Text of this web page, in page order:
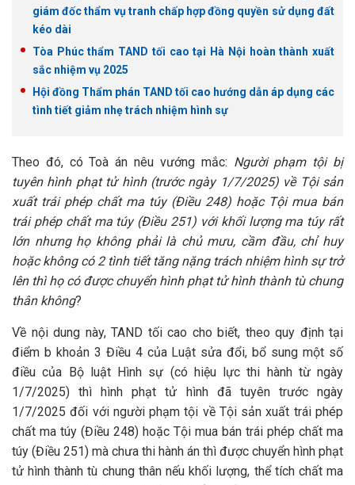
giám đốc thẩm vụ tranh chấp hợp đồng quyền sử dụng đất
kéo dài
Tòa Phúc thẩm TAND tối cao tại Hà Nội hoàn thành xuất
sắc nhiệm vụ 2025
Hội đồng Thẩm phán TAND tối cao hướng dẫn áp dụng các
tình tiết giảm nhẹ trách nhiệm hình sự
Theo đó, có Toà án nêu vướng mắc: Người phạm tội bị
tuyên hình phạt tử hình (trước ngày 1/7/2025) về Tội sản
xuất trái phép chất ma túy (Điều 248) hoặc Tội mua bán
trái phép chất ma túy (Điều 251) với khối lượng ma túy rất
lớn nhưng họ không phải là chủ mưu, cầm đầu, chỉ huy
hoặc không có 2 tình tiết tăng nặng trách nhiệm hình sự trở
lên thì họ có được chuyển hình phạt tử hình thành tù chung
thân không?
Về nội dung này, TAND tối cao cho biết, theo quy định tại
điểm b khoản 3 Điều 4 của Luật sửa đổi, bổ sung một số
điều của Bộ luật Hình sự (có hiệu lực thi hành từ ngày
1/7/2025) thì hình phạt tử hình đã tuyên trước ngày
1/7/2025 đối với người phạm tội về Tội sản xuất trái phép
chất ma túy (Điều 248) hoặc Tội mua bán trái phép chất ma
túy (Điều 251) mà chưa thi hành án thì được chuyển hình phạt
tử hình thành tù chung thân nếu khối lượng, thể tích chất ma